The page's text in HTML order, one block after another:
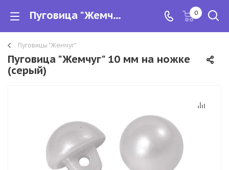
Пуговица "Жемчуг" 10 мм на ножке (серый) 0
Пуговицы "Жемчуг"
Пуговица "Жемчуг" 10 мм на ножке
(серый)